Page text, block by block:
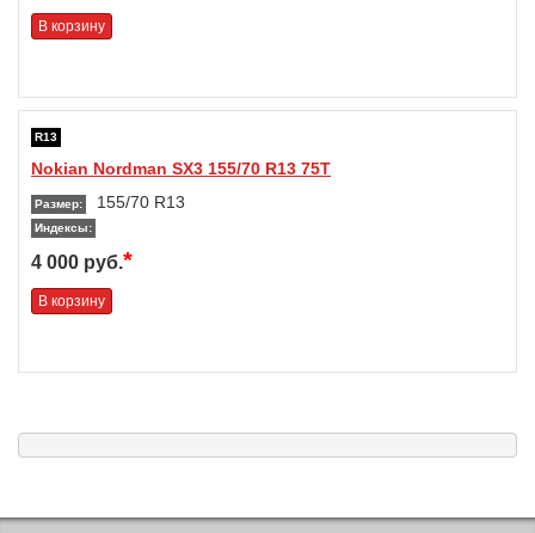
В корзину
R13
Nokian Nordman SX3 155/70 R13 75T
Размер: 155/70 R13
Индексы:
4 000 руб.*
В корзину